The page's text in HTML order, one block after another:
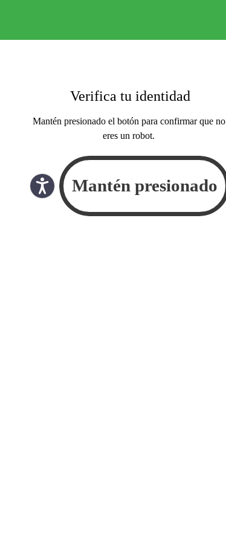
Verifica tu identidad
Mantén presionado el botón para confirmar que no
eres un robot.